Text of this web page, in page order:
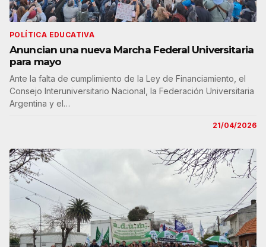
POLÍTICA EDUCATIVA
Anuncian una nueva Marcha Federal Universitaria
para mayo
Ante la falta de cumplimiento de la Ley de Financiamiento, el
Consejo Interuniversitario Nacional, la Federación Universitaria
Argentina y el…
21/04/2026